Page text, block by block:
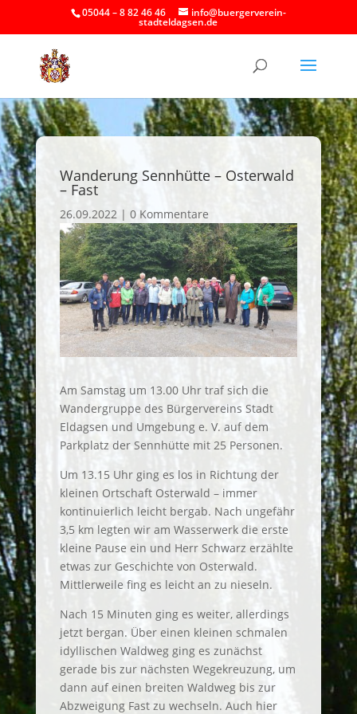
05044 – 8 82 46 46 info@buergerverein-
stadteldagsen.de
Wanderung Sennhütte – Osterwald
– Fast
26.09.2022| 0 Kommentare
Am Samstag um 13.00 Uhr traf sich die
Wandergruppe des Bürgervereins Stadt
Eldagsen und Umgebung e. V. auf dem
Parkplatz der Sennhütte mit 25 Personen.
Um 13.15 Uhr ging es los in Richtung der
kleinen Ortschaft Osterwald – immer
kontinuierlich leicht bergab. Nach ungefähr
3,5 km legten wir am Wasserwerk die erste
kleine Pause ein und Herr Schwarz erzählte
etwas zur Geschichte von Osterwald.
Mittlerweile fing es leicht an zu nieseln.
Nach 15 Minuten ging es weiter, allerdings
jetzt bergan. Über einen kleinen schmalen
idyllischen Waldweg ging es zunächst
gerade bis zur nächsten Wegekreuzung, um
dann auf einen breiten Waldweg bis zur
Abzweigung Fast zu wechseln. Auch hier